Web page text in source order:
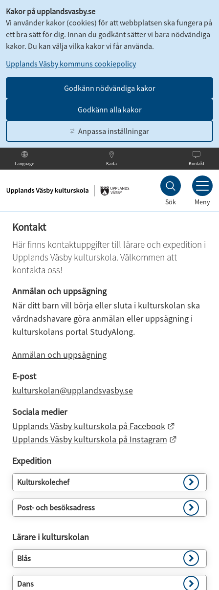
Kakor på upplandsvasby.se
Vi använder kakor (cookies) för att webbplatsen ska fungera på
ett bra sätt för dig. Innan du godkänt sätter vi bara nödvändiga
kakor. Du kan välja vilka kakor vi får använda.
Upplands Väsby kommuns cookiepolicy
Godkänn nödvändiga kakor
Godkänn alla kakor
Anpassa inställningar
Till
Language Karta Kontakt
Sök Meny
Kontakt
Här finns kontaktuppgifter till lärare och expedition i
Upplands Väsby kulturskola. Välkommen att
kontakta oss!
Anmälan och uppsägning
När ditt barn vill börja eller sluta i kulturskolan ska
vårdnadshavare göra anmälan eller uppsägning i
kulturskolans portal StudyAlong.
Anmälan och uppsägning
E-post
kulturskolan@upplandsvasby.se
Sociala medier
Upplands Väsby kulturskola på Facebook
Länk till
Upplands Väsby kulturskola på Instagram
Länk till
Expedition
Kulturskolechef
Post- och besöksadress
Lärare i kulturskolan
Blås
Dans